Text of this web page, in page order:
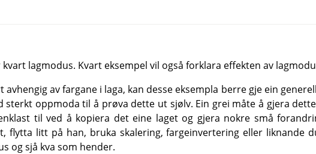
lagmodus. Kvart eksempel vil også forklara effekten av
av fargane i laga, kan desse eksempla berre gje ein
oppmoda til å prøva dette ut sjølv. Ein grei måte å gjera
til ved å kopiera det eine laget og gjera nokre små
flytta litt på han, bruka skalering, fargeinvertering eller liknande
og sjå kva som hender.